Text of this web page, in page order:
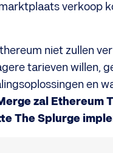
verkoop
niet zullen
tarieven willen,
en
zal Ethereum
The Splurge